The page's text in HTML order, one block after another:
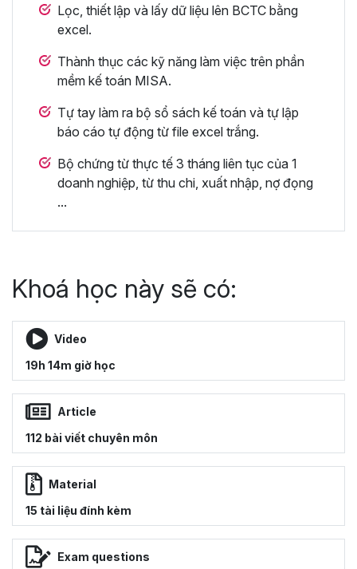
Lọc, thiết lập và lấy dữ liệu lên BCTC bằng
excel.
Thành thục các kỹ năng làm việc trên phần
mềm kế toán MISA.
Tự tay làm ra bộ sổ sách kế toán và tự lập
báo cáo tự động từ file excel trắng.
Bộ chứng từ thực tế 3 tháng liên tục của 1
doanh nghiệp, từ thu chi, xuất nhập, nợ đọng
...
Khoá học này sẽ có:
Video
19h 14m giờ học
Article
112 bài viết chuyên môn
Material
15 tài liệu đính kèm
Exam questions